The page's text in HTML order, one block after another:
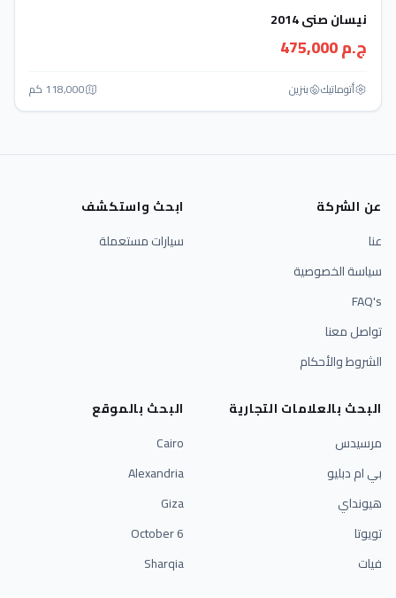
نيسان صنى 2014
ج.م 475,000
أتوماتيك‎ بنزين 118,000 كم
عن الشركة
عنا
سياسة الخصوصية
FAQ's
تواصل معنا
الشروط والأحكام
ابحث واستكشف
سيارات مستعملة
البحث بالعلامات التجارية
مرسيدس
بي ام دبليو
هيونداي
تويوتا
فيات
البحث بالموقع
Cairo
Alexandria
Giza
6 October
Sharqia